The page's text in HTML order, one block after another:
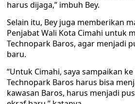
harus dijaga,” imbuh Bey.
Selain itu, Bey juga memberikan
Penjabat Wali Kota Cimahi untuk
Technopark Baros, agar menjadi
baru.
“Untuk Cimahi, saya sampaikan
Technopark Baros harus bisa
kawasan Baros, harus menjadi